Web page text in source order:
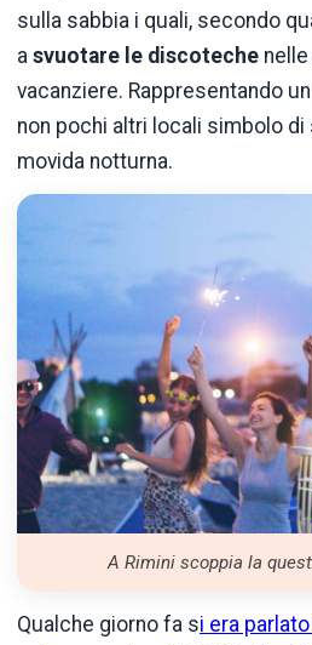
sulla sabbia i quali, secondo
a svuotare le discoteche
vacanziere. Rappresentando
non pochi altri locali simbolo di
movida notturna.
A Rimini scoppia la
Qualche giorno fa si era